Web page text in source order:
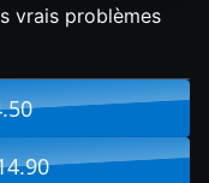
vrais problèmes